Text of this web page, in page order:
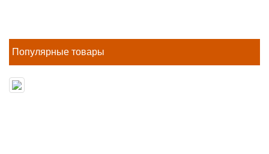
Популярные товары